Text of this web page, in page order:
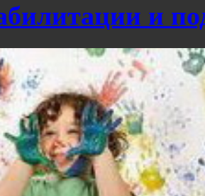
и